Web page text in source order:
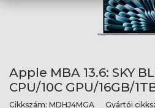
Apple MBA 13.6: SKY
CPU/10C GPU/16GB/
Cikkszám: MDHJ4MGA Gyártói